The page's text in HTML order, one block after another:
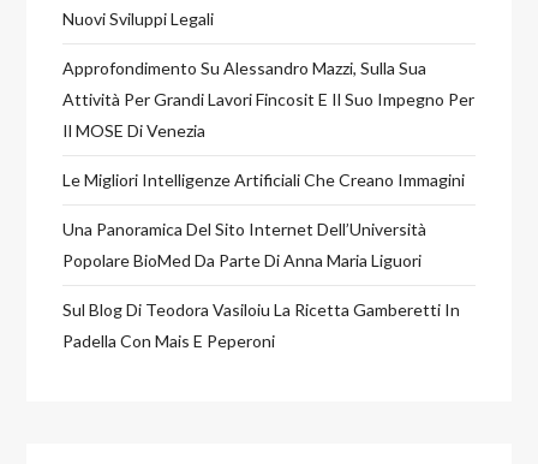
Nuovi Sviluppi Legali
Approfondimento Su Alessandro Mazzi, Sulla Sua
Attività Per Grandi Lavori Fincosit E Il Suo Impegno Per
Il MOSE Di Venezia
Le Migliori Intelligenze Artificiali Che Creano Immagini
Una Panoramica Del Sito Internet Dell’Università
Popolare BioMed Da Parte Di Anna Maria Liguori
Sul Blog Di Teodora Vasiloiu La Ricetta Gamberetti In
Padella Con Mais E Peperoni